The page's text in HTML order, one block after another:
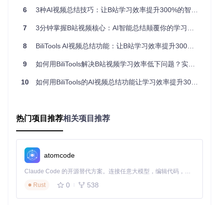
方式。初学者获得基础概念解析和术语解释，进阶学习者则得
务。
超越传统：五大创新功能深度解析
采用自研的场景识别算法，自动将视频分割为逻辑章节，并通
多模态知识呈现系统
突破传统文字总结局限，同步生成文本笔记、思维导图、关键
截图三重内容。文本笔记便于快速阅读，思维导图展示知识结
6 3种AI视频总结技巧：让B站学习效率提升300%的智能解决方案
7 3分钟掌握B站视频核心：AI智能总结颠覆你的学习效率
8 BiliTools AI视频总结功能：让B站学习效率提升300%的秘密武器
9 如何用BiliTools解决B站视频学习效率低下问题？实测效率提升300%
10 如何用BiliTools的AI视频总结功能让学习效率提升300%？解锁高效知识吸收新方法
热门项目推荐相关项目推荐
atomcode
Claude Code 的开源替代方案。连接任意大模型，编辑代码，运行命令，自动验证 — 全自动执行。用 Rust 构建，极致性能。 ｜ An open-source alternative to Claude Code. Connect any LLM, edit code, run commands, and verify changes — autonomously. Built in Rust for speed. Get Started
Rust
0 538